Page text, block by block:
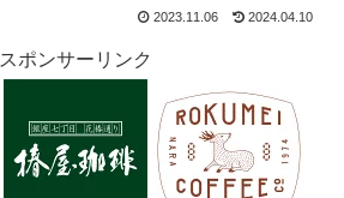
2023.11.06 2024.04.10
スポンサーリンク